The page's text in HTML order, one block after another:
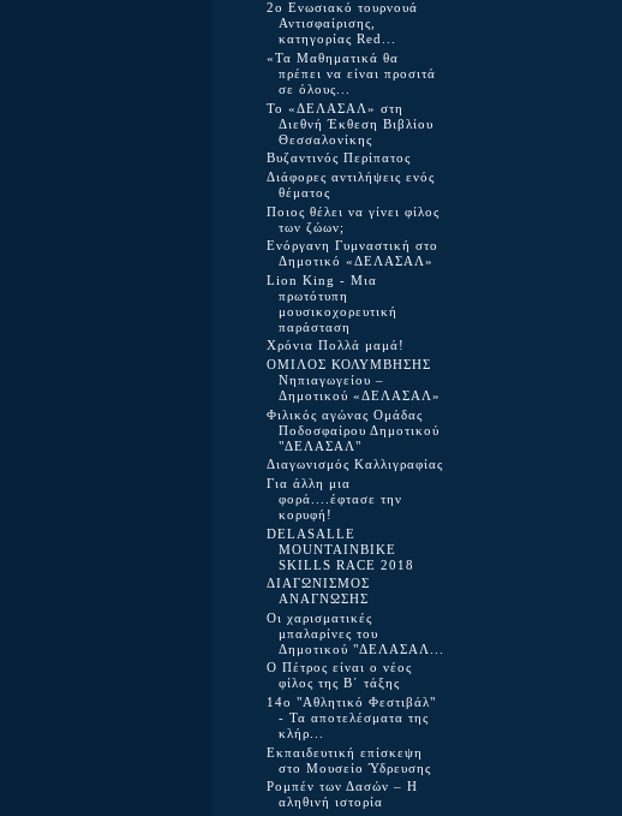
2ο Ενωσιακό τουρνουά
Αντισφαίρισης,
κατηγορίας Red...
«Τα Μαθηματικά θα
πρέπει να είναι προσιτά
σε όλους...
Το «ΔΕΛΑΣΑΛ» στη
Διεθνή Έκθεση Βιβλίου
Θεσσαλονίκης
Βυζαντινός Περίπατος
Διάφορες αντιλήψεις ενός
θέματος
Ποιος θέλει να γίνει φίλος
των ζώων;
Ενόργανη Γυμναστική στο
Δημοτικό «ΔΕΛΑΣΑΛ»
Lion King - Μια
πρωτότυπη
μουσικοχορευτική
παράσταση
Χρόνια Πολλά μαμά!
ΟΜΙΛΟΣ ΚΟΛΥΜΒΗΣΗΣ
Νηπιαγωγείου –
Δημοτικού «ΔΕΛΑΣΑΛ»
Φιλικός αγώνας Ομάδας
Ποδοσφαίρου Δημοτικού
"ΔΕΛΑΣΑΛ"
Διαγωνισμός Καλλιγραφίας
Για άλλη μια
φορά....έφτασε την
κορυφή!
DELASALLE
MOUNTAINBIKE
SKILLS RACE 2018
ΔΙΑΓΩΝΙΣΜΟΣ
ΑΝΑΓΝΩΣΗΣ
Οι χαρισματικές
μπαλαρίνες του
Δημοτικού "ΔΕΛΑΣΑΛ...
O Πέτρος είναι ο νέος
φίλος της Β΄ τάξης
14ο "Αθλητικό Φεστιβάλ"
- Τα αποτελέσματα της
κλήρ...
Εκπαιδευτική επίσκεψη
στο Μουσείο Ύδρευσης
Ρομπέν των Δασών – Η
αληθινή ιστορία